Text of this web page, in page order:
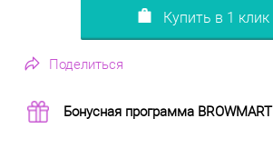
Купить в 1 клик
Поделиться
Бонусная программа BROWMART